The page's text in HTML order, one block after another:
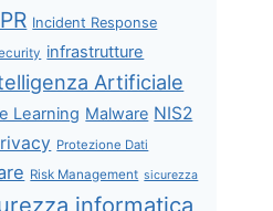
Incident Response
infrastrutture
Artificiale
Learning Malware NIS2
Protezione Dati
Risk Management sicurezza
informatica